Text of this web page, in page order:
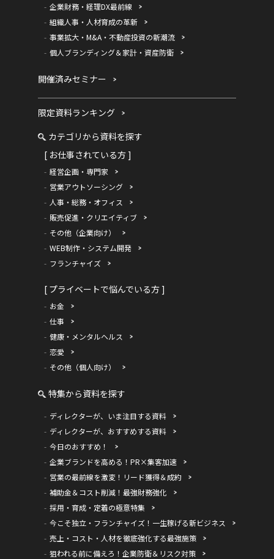
企業財務・経理DX最前線
組織人事・人材育成の革新
事業拡大・M&A・不動産投資の新潮流
個人ブランディング＆家計・資産防衛
開催済みセミナー
限定資料ランキング
カテゴリから資料を探す
[ お仕事されている方 ]
経営企画・専門家
営業アウトソーシング
人事・総務・オフィス
販売促進・クリエイティブ
その他（企業向け）
WEB制作・システム開発
フランチャイズ
[ プライベートで悩んでいる方 ]
お金
仕事
健康・メンタルヘルス
恋愛
その他（個人向け）
特集から資料を探す
ディレクターが、いま注目する資料
ディレクターが、おすすめする資料
今日のおすすめ！
企業ブランドを高める！PR×集客加速
営業の最前線を激変！リード獲得＆成約
補助金＆コスト削減！最強財務強化
採用・育成・定着の極意特集
今こそ独立・フランチャイズ！一生稼げる新ビジネス
売上・コスト・人材を徹底強化する最強施策
狙われる前に備えろ！企業防衛＆リスク対策